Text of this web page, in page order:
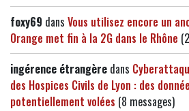
foxy69 dans Vous utilisez encore un
Orange met fin à la 2G dans le Rhône
ingérence étrangère dans
des Hospices Civils de Lyon : des
potentiellement volées (8 messages)